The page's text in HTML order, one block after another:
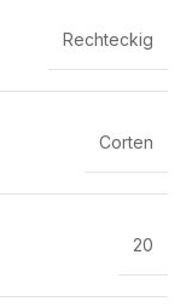
Rechteckig
Corten
20